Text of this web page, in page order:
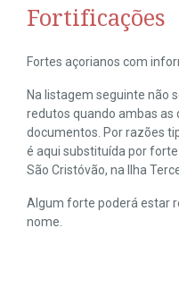
Fortificações
Fortes açorianos com
Na listagem seguinte não
redutos quando ambas as
documentos. Por razões
é aqui substituída por
São Cristóvão, na Ilha
Algum forte poderá estar
nome.